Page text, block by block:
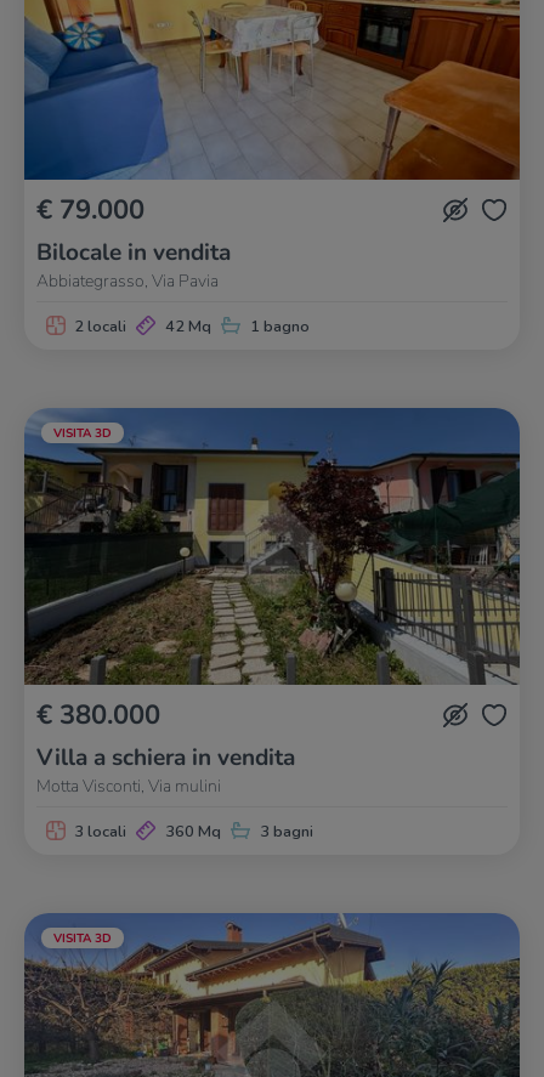
€ 79.000
Bilocale in vendita
Abbiategrasso, Via Pavia
2 locali 42 Mq 1 bagno
VISITA 3D
€ 380.000
Villa a schiera in vendita
Motta Visconti, Via mulini
3 locali 360 Mq 3 bagni
VISITA 3D